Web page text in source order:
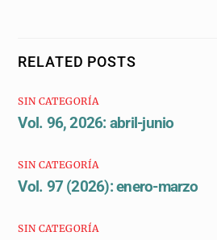
RELATED POSTS
SIN CATEGORÍA
Vol. 96, 2026: abril-junio
SIN CATEGORÍA
Vol. 97 (2026): enero-marzo
SIN CATEGORÍA